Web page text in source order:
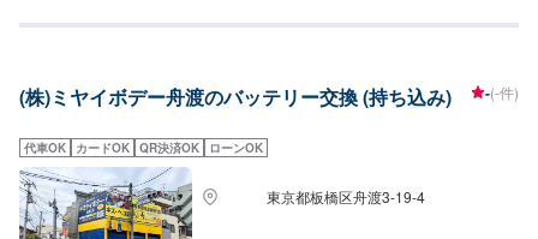
ないこともあります。・夏の暑い時期や冬の寒い時期にはバッテリーもダメ
【4】仕上がり次第納車『パーツ持ち込みOK！⭕️』欲しくて買ったけどうま
ネットでご購入いただいたパーツを持ち込むことが可能です。クルマ好きの
皆さんのピットワーカーにおまかせください。『代車について』代車をご用
意しています。お車の作業中は代車をご利用ください。※代車の燃料代はお客
様にご負担いただいております。『営業時間・定休日』営業時間：8:30〜
18:00定休日：日・祝・第一月曜
(株)ミヤイボデー舟渡のバッテリー交換 (持ち込み) -(-件)
代車OK カードOK QR決済OK ローンOK
東京都板橋区舟渡3-19-4